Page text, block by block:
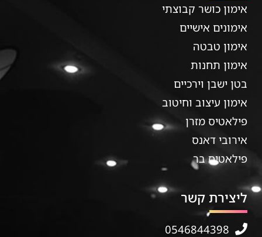
אימון כושר קבוצתי
אימונים אישיים
אימון טבטה
אימון תחנות
בטן ישבן וירכיים
אימון עיצוב וחיטוב
פילאטיס מזרן
אירובי דאנס
פילאטיס בר
ליצירת קשר
0546844398